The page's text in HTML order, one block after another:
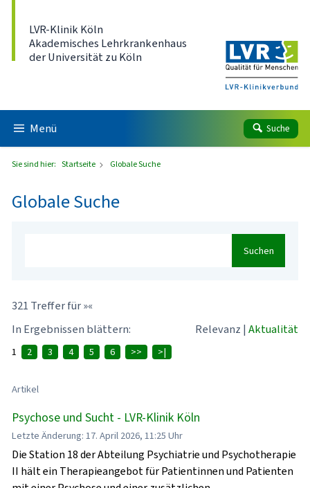
LVR-Klinik Köln
Akademisches Lehrkrankenhaus
der Universität zu Köln
Menü Suche
Sie sind hier: Startseite Globale Suche
Globale Suche
Suchen
321 Treffer für »«
In Ergebnissen blättern:
Relevanz | Aktualität
1 2 3 4 5 6 >> >|
Artikel
Psychose und Sucht - LVR-Klinik Köln
Letzte Änderung: 17. April 2026, 11:25 Uhr
Die Station 18 der Abteilung Psychiatrie und Psychotherapie
II hält ein Therapieangebot für Patientinnen und Patienten